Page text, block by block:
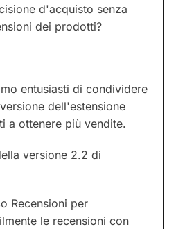
d'acquisto senza
dei prodotti?
entusiasti di condividere
dell'estensione
a ottenere più vendite.
versione 2.2 di
Recensioni per
le recensioni con